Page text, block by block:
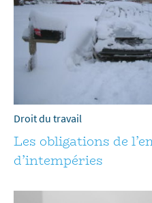
Droit du travail
Les obligations de
d’intempéries